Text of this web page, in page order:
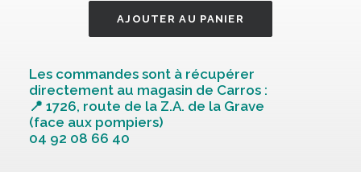
Solabiol
new
bio
120
AJOUTER AU PANIER
Les commandes sont à récupérer
directement au magasin de Carros :
📍 1726, route de la Z.A. de la Grave
(face aux pompiers)
04 92 08 66 40